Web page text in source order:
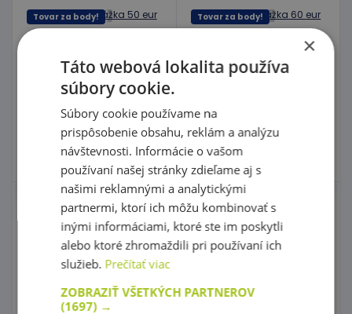
Tovar za body!
dodania:do 20 dní
Bodová hodnota:
Do košíka
Skladom 0 ks
Tovar za body!
Predpokladaný termín
dodania:do 20 dní
Bodová hodnota:
Skladom 0 ks
TESCO poukážka 80
eur
Tovar za body!
Predpokladaný termín
dodania:do 20 dní
Toaster
Tovar za body!
dodania:
Bodová hodnota:
×
Táto webová lokalita používa
súbory cookie.
Súbory cookie používame na
prispôsobenie obsahu, reklám a analýzu
návštevnosti. Informácie o vašom
používaní našej stránky zdieľame aj s
našimi reklamnými a analytickými
partnermi, ktorí ich môžu kombinovať s
inými informáciami, ktoré ste im poskytli
alebo ktoré zhromaždili pri používaní ich
služieb. Prečítať viac
ZOBRAZIŤ VŠETKÝCH PARTNEROV
(1697) →